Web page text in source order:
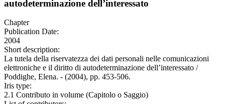
autodeterminazione dell’interessato
Chapter
Publication Date:
2004
Short description:
La tutela della riservatezza dei dati personali nelle comunicazioni
elettroniche e il diritto di autodeterminazione dell’interessato /
Poddighe, Elena. - (2004), pp. 453-506.
Iris type:
2.1 Contributo in volume (Capitolo o Saggio)